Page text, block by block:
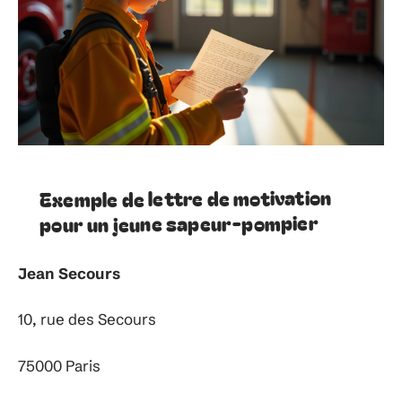
Exemple de lettre de motivation
pour un jeune sapeur-pompier
Jean Secours
10, rue des Secours
75000 Paris